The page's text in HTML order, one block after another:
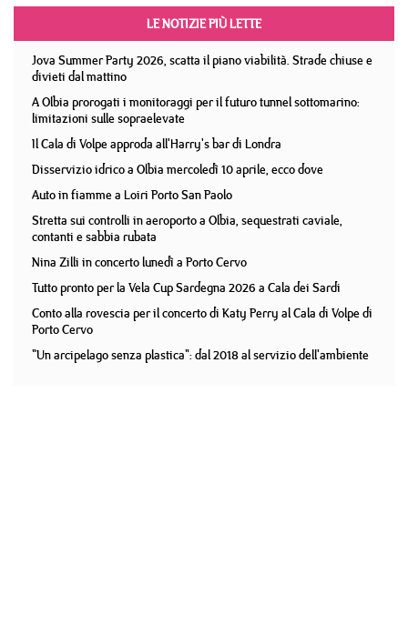
LE NOTIZIE PIÙ LETTE
Jova Summer Party 2026, scatta il piano viabilità. Strade chiuse e
divieti dal mattino
A Olbia prorogati i monitoraggi per il futuro tunnel sottomarino:
limitazioni sulle sopraelevate
Il Cala di Volpe approda all'Harry's bar di Londra
Disservizio idrico a Olbia mercoledì 10 aprile, ecco dove
Auto in fiamme a Loiri Porto San Paolo
Stretta sui controlli in aeroporto a Olbia, sequestrati caviale,
contanti e sabbia rubata
Nina Zilli in concerto lunedì a Porto Cervo
Tutto pronto per la Vela Cup Sardegna 2026 a Cala dei Sardi
Conto alla rovescia per il concerto di Katy Perry al Cala di Volpe di
Porto Cervo
"Un arcipelago senza plastica": dal 2018 al servizio dell'ambiente